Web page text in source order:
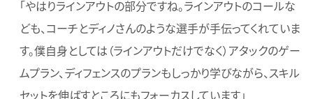
「やはりラインアウトの部分ですね。ラインアウトのコールな
ども、コーチとディノさんのような選手が手伝ってくれていま
す。僕自身としては（ラインアウトだけでなく）アタックのゲー
ムプラン、ディフェンスのプランもしっかり学びながら、スキル
セットを伸ばすところにもフォーカスしています」